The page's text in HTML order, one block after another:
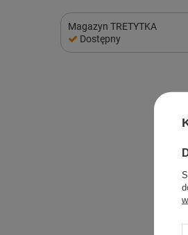
Magazyn TRETYTKA
Dostępny